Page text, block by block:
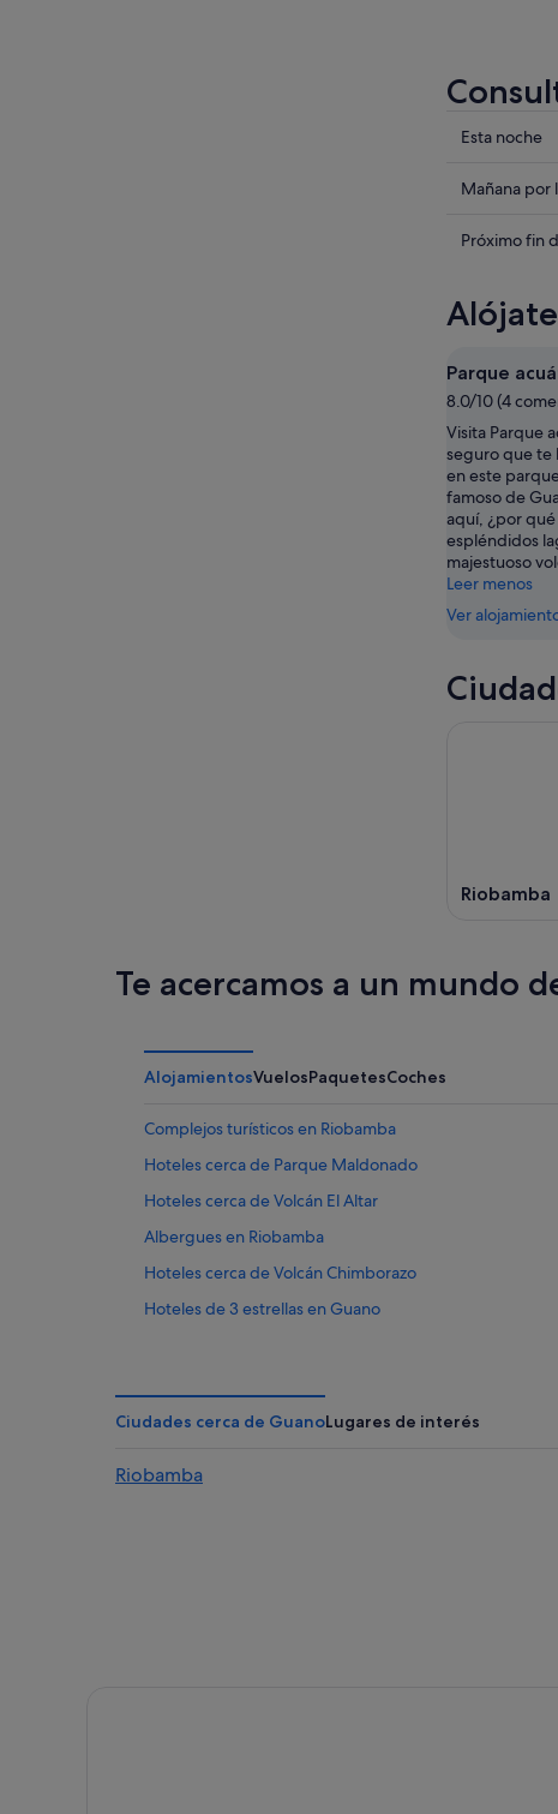
Comprueba
precios
Guano
noche,
ago
-
10
ago
Esta noche
precios
para
mañana
por
la
noche,
10
ago
-
11
ago
Mañana por
en
para
el
próximo
fin
de
semana,
14
ago
-
16
ago
Próximo fin
Parque
8.0/10 (4
Visita Parque
seguro que te
en este
famoso de
aquí, ¿por
espléndidos
majestuoso
Leer menos
Ver
Riobamba
Te acercamos a un mundo
AlojamientosVuelosPaquetesCoches
Complejos turísticos en Riobamba
Hoteles cerca de Parque Maldonado
Hoteles cerca de Volcán El Altar
Albergues en Riobamba
Hoteles cerca de Volcán Chimborazo
Hoteles de 3 estrellas en Guano
Hoteles cerca de Pro Bici
Ciudades cerca de GuanoLugares de interés
Riobamba